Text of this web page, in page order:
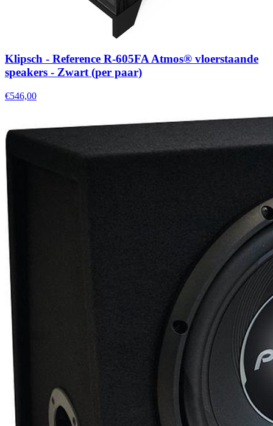
Klipsch - Reference R-605FA Atmos® vloerstaande
speakers - Zwart (per paar)
€546,00